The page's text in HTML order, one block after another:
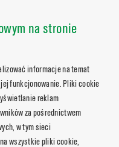
na stronie
informacje na temat
funkcjonowanie. Pliki cookie
reklam
za pośrednictwem
w tym sieci
wszystkie pliki cookie,